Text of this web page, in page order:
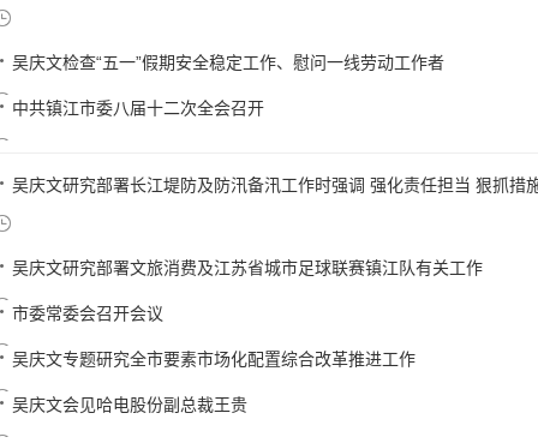
吴庆文检查“五一”假期安全稳定工作、慰问一线劳动工作者
中共镇江市委八届十二次全会召开
吴庆文研究部署长江堤防及防汛备汛工作时强调 强化责任担当 狠抓措
吴庆文研究部署文旅消费及江苏省城市足球联赛镇江队有关工作
市委常委会召开会议
吴庆文专题研究全市要素市场化配置综合改革推进工作
吴庆文会见哈电股份副总裁王贵